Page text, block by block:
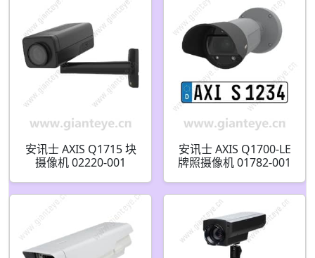
安讯士 AXIS Q1715 块
摄像机 02220-001
安讯士 AXIS Q1700-LE
牌照摄像机 01782-001